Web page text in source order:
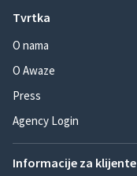
Tvrtka
O nama
O Awaze
Press
Agency Login
Informacije za klijente